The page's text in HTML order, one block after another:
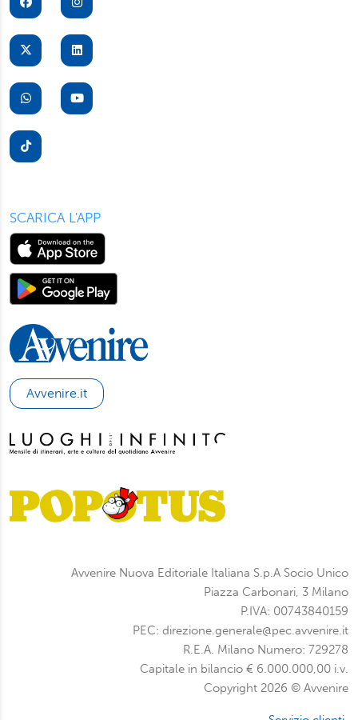
SCARICA L'APP
Avvenire.it
Avvenire Nuova Editoriale Italiana S.p.A Socio Unico
Piazza Carbonari, 3 Milano
P.IVA: 00743840159
PEC: direzione.generale@pec.avvenire.it
R.E.A. Milano Numero: 729278
Capitale in bilancio € 6.000.000,00 i.v.
Copyright 2026 © Avvenire